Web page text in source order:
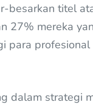
besarkan titel
27% mereka
para
dalam strategi